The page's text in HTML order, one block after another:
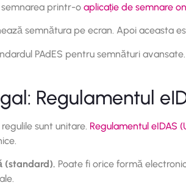
semnarea printr-o aplicație de semnare
semnătura pe ecran. Apoi aceasta
PAdES pentru semnături
Regulamentul
sunt unitare. Regulamentul eIDAS
(standard). Poate fi orice formă